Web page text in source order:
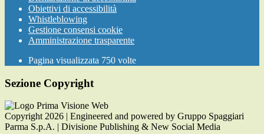
Obiettivi di accessibilità
Whistleblowing
Gestione consensi cookie
Amministrazione trasparente
Pagina visualizzata 750 volte
Sezione Copyright
Copyright 2026 | Engineered and powered by Gruppo Spaggiari
Parma S.p.A. | Divisione Publishing & New Social Media